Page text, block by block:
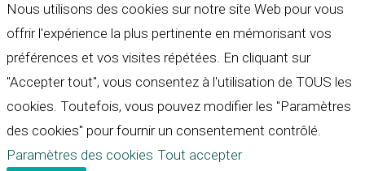
Nous utilisons des cookies sur notre site Web pour vous
offrir l'expérience la plus pertinente en mémorisant vos
préférences et vos visites répétées. En cliquant sur
"Accepter tout", vous consentez à l'utilisation de TOUS les
cookies. Toutefois, vous pouvez modifier les "Paramètres
des cookies" pour fournir un consentement contrôlé.
Paramètres des cookies Tout accepter